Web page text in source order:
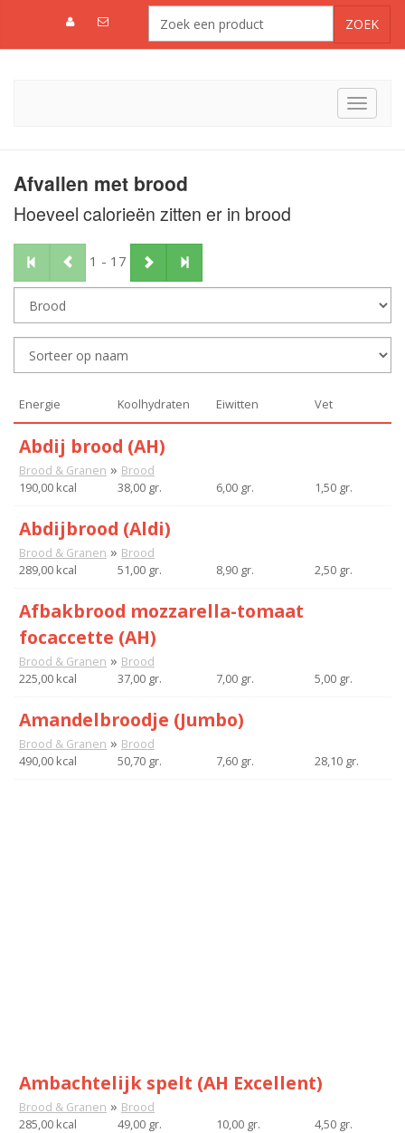
Toggle
Afvallen met brood
Hoeveel calorieën zitten er in brood
1 - 17
Energie Koolhydraten Eiwitten Vet
Abdij brood (AH)
Brood & Granen » Brood
190,00 kcal
38,00 gr. 6,00 gr. 1,50 gr.
Abdijbrood (Aldi)
Brood & Granen » Brood
289,00 kcal
51,00 gr. 8,90 gr. 2,50 gr.
Afbakbrood mozzarella-tomaat
focaccette (AH)
Brood & Granen » Brood
225,00 kcal
37,00 gr. 7,00 gr. 5,00 gr.
Amandelbroodje (Jumbo)
Brood & Granen » Brood
490,00 kcal
50,70 gr. 7,60 gr. 28,10 gr.
Ambachtelijk spelt (AH Excellent)
Brood & Granen » Brood
285,00 kcal
49,00 gr. 10,00 gr. 4,50 gr.